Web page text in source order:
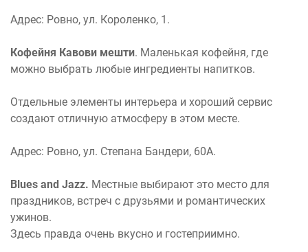
Адрес: Ровно, ул. Короленко, 1.
Кофейня Кавови мешти. Маленькая кофейня, где
можно выбрать любые ингредиенты напитков.
Отдельные элементы интерьера и хороший сервис
создают отличную атмосферу в этом месте.
Адрес: Ровно, ул. Степана Бандери, 60A.
Blues and Jazz. Местные выбирают это место для
праздников, встреч с друзьями и романтических
ужинов.
Здесь правда очень вкусно и гостеприимно.